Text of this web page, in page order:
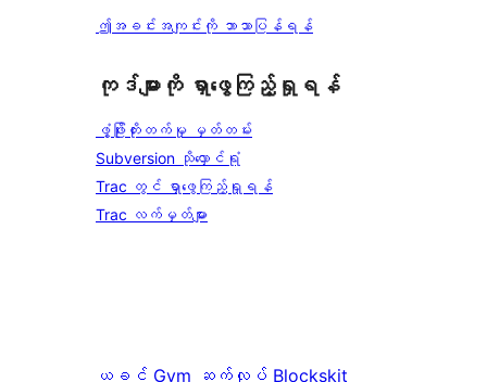
ဤအခင်းအကျင်းကို ဘာသာပြန်ရန်
ကုဒ်များကို ရှာဖွေကြည့်ရှုရန်
ဖွံ့ဖြိုးတိုးတက်မှု မှတ်တမ်း
Subversion သိုလှောင်ရုံ
Trac တွင် ရှာဖွေကြည့်ရှုရန်
Trac လက်မှတ်များ
ယခင် Gym
ဆက်လုပ် Blockskit